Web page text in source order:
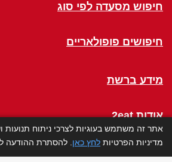
חיפוש מסעדה לפי סוג
חיפושים פופולאריים
מידע ברשת
אודות 2eat
a Table
אתר זה משתמש בעוגיות לצרכי ניתוח תנועות
מדיניות הפרטיות לחץ כאן . להסתרת ההודעה